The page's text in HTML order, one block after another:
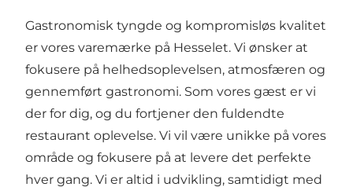
Gastronomisk tyngde og kompromisløs kvalitet
er vores varemærke på Hesselet. Vi ønsker at
fokusere på helhedsoplevelsen, atmosfæren og
gennemført gastronomi. Som vores gæst er vi
der for dig, og du fortjener den fuldendte
restaurant oplevelse. Vi vil være unikke på vores
område og fokusere på at levere det perfekte
hver gang. Vi er altid i udvikling, samtidigt med